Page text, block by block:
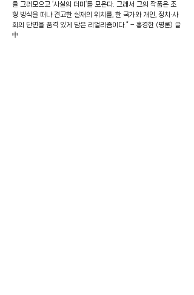
을 그러모으고 ‘사실의 더미’를 모은다. 그래서 그의 작품은 조
형 방식을 떠나 견고한 실재의 위치를, 한 국가와 개인, 정치·사
회의 단면을 품격 있게 담은 리얼리즘이다.” – 홍경한 (평론) 글
中